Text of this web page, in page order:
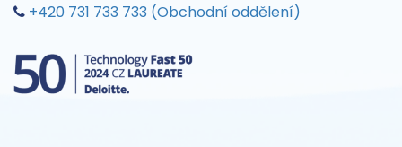
+420 731 733 733 (Obchodní oddělení)